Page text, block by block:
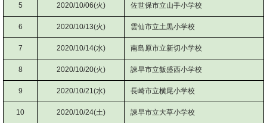
5 2020/10/06(火) 佐世保市立山手小学校
6 2020/10/13(火) 雲仙市立土黒小学校
7 2020/10/14(水) 南島原市立新切小学校
8 2020/10/20(火) 諫早市立飯盛西小学校
9 2020/10/21(水) 長崎市立横尾小学校
10 2020/10/24(土) 諫早市立大草小学校